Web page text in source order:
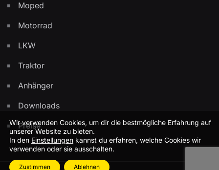
Moped
Motorrad
LKW
Traktor
Anhänger
Downloads
Preise
Wir verwenden Cookies, um dir die bestmögliche Erfahrung auf
unserer Website zu bieten.
In den Einstellungen kannst du erfahren, welche Cookies wir
verwenden oder sie ausschalten.
Zustimmen Ablehnen